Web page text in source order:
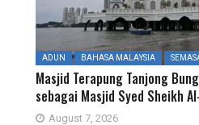
ADUN BAHASA MALAYSIA
Masjid Terapung Tanjong
sebagai Masjid Syed Sheikh
August 7, 2026